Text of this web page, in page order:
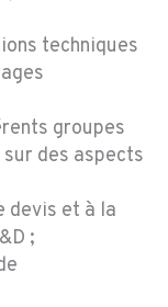
techniques
groupes
des aspects
devis et à la
;